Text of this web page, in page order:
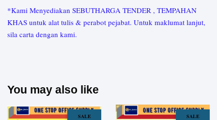
*Kami Menyediakan SEBUTHARGA TENDER , TEMPAHAN
KHAS untuk alat tulis & perabot pejabat. Untuk maklumat lanjut,
sila carta dengan kami.
You may also like
SALE SALE